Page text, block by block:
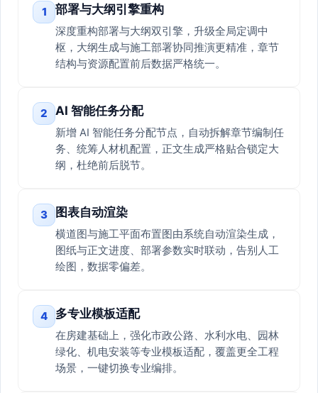
1 部署与大纲引擎重构
深度重构部署与大纲双引擎，升级全局定调中
枢，大纲生成与施工部署协同推演更精准，章节
结构与资源配置前后数据严格统一。
2 AI 智能任务分配
新增 AI 智能任务分配节点，自动拆解章节编制任
务、统筹人材机配置，正文生成严格贴合锁定大
纲，杜绝前后脱节。
3 图表自动渲染
横道图与施工平面布置图由系统自动渲染生成，
图纸与正文进度、部署参数实时联动，告别人工
绘图，数据零偏差。
4 多专业模板适配
在房建基础上，强化市政公路、水利水电、园林
绿化、机电安装等专业模板适配，覆盖更全工程
场景，一键切换专业编排。